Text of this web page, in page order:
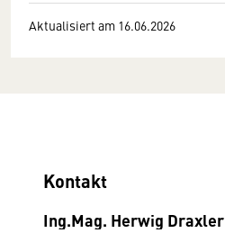
Aktualisiert am 16.06.2026
Kontakt
Ing.Mag. Herwig Draxler